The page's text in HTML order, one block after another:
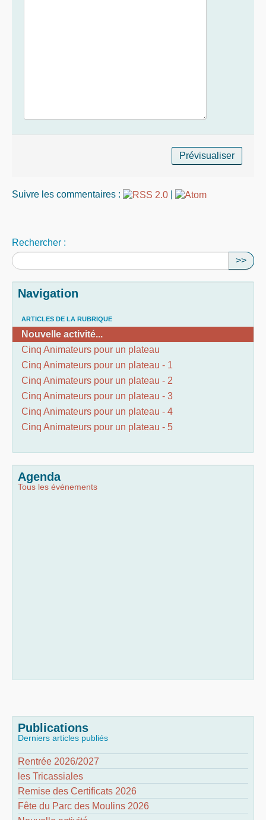
Suivre les commentaires :
Rechercher :
>>
Navigation
ARTICLES DE LA RUBRIQUE
Nouvelle activité...
Cinq Animateurs pour un plateau
Cinq Animateurs pour un plateau - 1
Cinq Animateurs pour un plateau - 2
Cinq Animateurs pour un plateau - 3
Cinq Animateurs pour un plateau - 4
Cinq Animateurs pour un plateau - 5
Agenda
Tous les événements
Publications
Derniers articles publiés
Rentrée 2026/2027
les Tricassiales
Remise des Certificats 2026
Fête du Parc des Moulins 2026